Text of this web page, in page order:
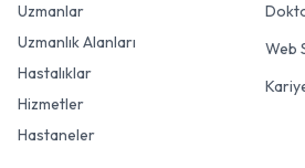
Uzmanlar
Uzmanlık Alanları
Hastalıklar
Hizmetler
Hastaneler
Web